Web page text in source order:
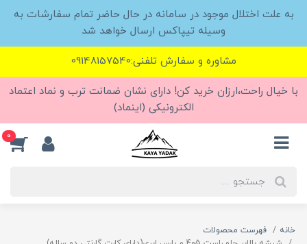
به علت اختلال موجود در سامانه در حال حاضر تمام سفارشات به
وسیله تیپاکس ارسال خواهد شد
مشاوره و سفارش تلفنی:09148157540
با خیال راحت،ارزان خرید کن! دارای نشان ضمانت ترب و نماد اعتماد
الکترونیکی (اینماد)
0
خانه
فهرست محصولات